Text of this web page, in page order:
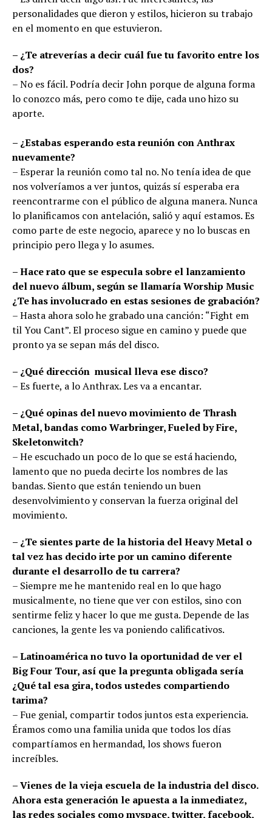
personalidades que dieron y estilos, hicieron su trabajo
en el momento en que estuvieron.
– ¿Te atreverías a decir cuál fue tu favorito entre los
dos?
– No es fácil. Podría decir John porque de alguna forma
lo conozco más, pero como te dije, cada uno hizo su
aporte.
– ¿Estabas esperando esta reunión con Anthrax
nuevamente?
– Esperar la reunión como tal no. No tenía idea de que
nos volveríamos a ver juntos, quizás sí esperaba era
reencontrarme con el público de alguna manera. Nunca
lo planificamos con antelación, salió y aquí estamos. Es
como parte de este negocio, aparece y no lo buscas en
principio pero llega y lo asumes.
– Hace rato que se especula sobre el lanzamiento
del nuevo álbum, según se llamaría Worship Music
¿Te has involucrado en estas sesiones de grabación?
– Hasta ahora solo he grabado una canción: “Fight em
til You Cant”. El proceso sigue en camino y puede que
pronto ya se sepan más del disco.
– ¿Qué dirección musical lleva ese disco?
– Es fuerte, a lo Anthrax. Les va a encantar.
– ¿Qué opinas del nuevo movimiento de Thrash
Metal, bandas como Warbringer, Fueled by Fire,
Skeletonwitch?
– He escuchado un poco de lo que se está haciendo,
lamento que no pueda decirte los nombres de las
bandas. Siento que están teniendo un buen
desenvolvimiento y conservan la fuerza original del
movimiento.
– ¿Te sientes parte de la historia del Heavy Metal o
tal vez has decido irte por un camino diferente
durante el desarrollo de tu carrera?
– Siempre me he mantenido real en lo que hago
musicalmente, no tiene que ver con estilos, sino con
sentirme feliz y hacer lo que me gusta. Depende de las
canciones, la gente les va poniendo calificativos.
– Latinoamérica no tuvo la oportunidad de ver el
Big Four Tour, así que la pregunta obligada sería
¿Qué tal esa gira, todos ustedes compartiendo
tarima?
– Fue genial, compartir todos juntos esta experiencia.
Éramos como una familia unida que todos los días
compartíamos en hermandad, los shows fueron
increíbles.
– Vienes de la vieja escuela de la industria del disco.
Ahora esta generación le apuesta a la inmediatez,
las redes sociales como myspace, twitter, facebook,